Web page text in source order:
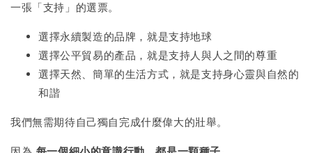
一張「支持」的選票。
選擇永續製造的品牌，就是支持地球
選擇公平貿易的產品，就是支持人與人之間的尊重
選擇天然、簡單的生活方式，就是支持身心靈與自然的
和諧
我們無需期待自己獨自完成什麼偉大的壯舉。